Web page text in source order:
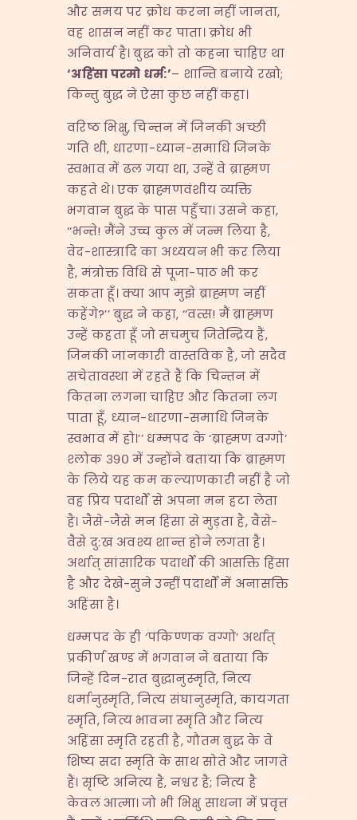
और समय पर क्रोध करना नहीं जानता,
वह शासन नहीं कर पाता। क्रोध भी
अनिवार्य है। बुद्ध को तो कहना चाहिए था
‘अहिंसापरमो धर्म:’– शान्ति बनाये रखो;
किन्तु बुद्ध ने ऐसा कुछ नहीं कहा।
वरिष्ठ भिक्षु, चिन्तन में जिनकी अच्छी
गति थी, धारणा-ध्यान-समाधि जिनके
स्वभाव में ढल गया था, उन्हें वे ब्राह्मण
कहते थे। एक ब्राह्मणवंशीय व्यक्ति
भगवान बुद्ध के पास पहुँचा। उसने कहा,
‘‘भन्ते! मैंने उच्च कुल में जन्म लिया है,
वेद-शास्त्रादि का अध्ययन भी कर लिया
है, मंत्रोक्त विधि से पूजा-पाठ भी कर
सकता हूँ। क्या आप मुझे ब्राह्मण नहीं
कहेंगे?’’ बुद्ध ने कहा, ‘‘वत्स! मैं ब्राह्मण
उन्हें कहता हूँ जो सचमुच जितेन्द्रिय हैं,
जिनकी जानकारी वास्तविक है, जो सदैव
सचेतावस्था में रहते हैं कि चिन्तन में
कितना लगना चाहिए और कितना लग
पाता हूँ, ध्यान-धारणा-समाधि जिनके
स्वभाव में हो।’’ धम्मपद के ‘ब्राह्मण वग्गो’
श्लोक ३९० में उन्होंने बताया कि ब्राह्मण
के लिये यह कम कल्याणकारी नहीं है जो
वह प्रिय पदार्थों से अपना मन हटा लेता
है। जैसे-जैसे मन हिंसा से मुड़ता है, वैसे-
वैसे दु:ख अवश्य शान्त होने लगता है।
अर्थात् सांसारिक पदार्थों की आसक्ति हिंसा
है और देखे-सुने उन्हीं पदार्थों में अनासक्ति
अहिंसा है।
धम्मपद के ही ‘पकिण्णक वग्गो’ अर्थात्
प्रकीर्ण खण्ड में भगवान ने बताया कि
जिन्हें दिन-रात बुद्धानुस्मृति, नित्य
धर्मानुस्मृति, नित्य संघानुस्मृति, कायगता
स्मृति, नित्य भावना स्मृति और नित्य
अहिंसा स्मृति रहती है, गौतम बुद्ध के वे
शिष्य सदा स्मृति के साथ सोते और जागते
हैं। सृष्टि अनित्य है, नश्वर है; नित्य है
केवल आत्मा। जो भी भिक्षु साधना में प्रवृत्त